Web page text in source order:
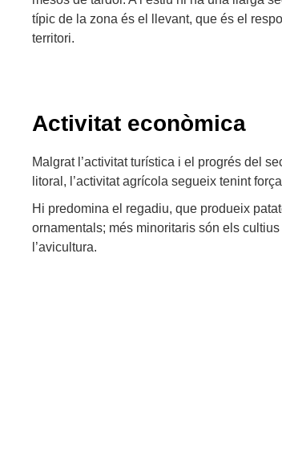
típic de la zona és el llevant, que és el
territori.
Activitat econòmica
Malgrat l’activitat turística i el progrés del
litoral, l’activitat agrícola segueix tenint
Hi predomina el regadiu, que produeix
ornamentals; més minoritaris són els
l’avicultura.